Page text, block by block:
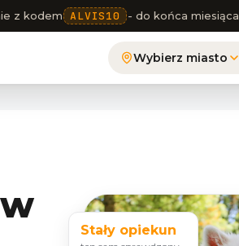
z kodem ALVIS10 - do końca miesiąca
Wybierz miasto
Stały opiekun